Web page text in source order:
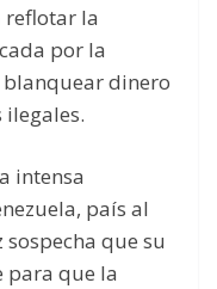
reflotar la
por la
dinero
ilegales.
intensa
país al
que su
para que la